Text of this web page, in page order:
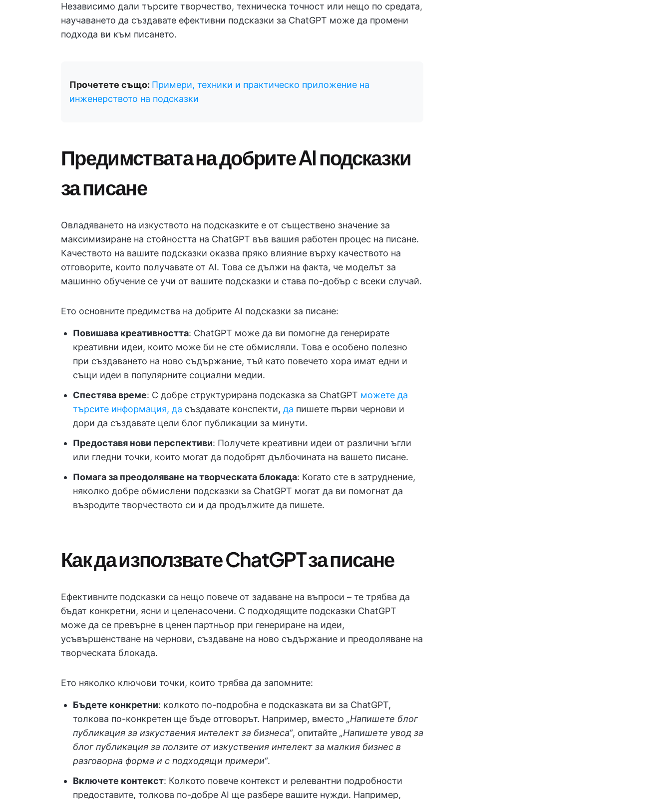
Независимо дали търсите творчество, техническа точност или нещо по средата,
научаването да създавате ефективни подсказки за ChatGPT може да промени
подхода ви към писането.
Прочетете също: Примери, техники и практическо приложение на
инженерството на подсказки
Предимствата на добрите AI подсказки
за писане
Овладяването на изкуството на подсказките е от съществено значение за
максимизиране на стойността на ChatGPT във вашия работен процес на писане.
Качеството на вашите подсказки оказва пряко влияние върху качеството на
отговорите, които получавате от AI. Това се дължи на факта, че моделът за
машинно обучение се учи от вашите подсказки и става по-добър с всеки случай.
Ето основните предимства на добрите AI подсказки за писане:
Повишава креативността: ChatGPT може да ви помогне да генерирате
креативни идеи, които може би не сте обмисляли. Това е особено полезно
при създаването на ново съдържание, тъй като повечето хора имат едни и
същи идеи в популярните социални медии.
Спестява време: С добре структурирана подсказка за ChatGPT можете да
търсите информация, да създавате конспекти, да пишете първи чернови и
дори да създавате цели блог публикации за минути.
Предоставя нови перспективи: Получете креативни идеи от различни ъгли
или гледни точки, които могат да подобрят дълбочината на вашето писане.
Помага за преодоляване на творческата блокада: Когато сте в затруднение,
няколко добре обмислени подсказки за ChatGPT могат да ви помогнат да
възродите творчеството си и да продължите да пишете.
Как да използвате ChatGPT за писане
Ефективните подсказки са нещо повече от задаване на въпроси – те трябва да
бъдат конкретни, ясни и целенасочени. С подходящите подсказки ChatGPT
може да се превърне в ценен партньор при генериране на идеи,
усъвършенстване на чернови, създаване на ново съдържание и преодоляване на
творческата блокада.
Ето няколко ключови точки, които трябва да запомните:
Бъдете конкретни: колкото по-подробна е подсказката ви за ChatGPT,
толкова по-конкретен ще бъде отговорът. Например, вместо „Напишете блог
публикация за изкуствения интелект за бизнеса“, опитайте „Напишете увод за
блог публикация за ползите от изкуствения интелект за малкия бизнес в
разговорна форма и с подходящи примери“.
Включете контекст: Колкото повече контекст и релевантни подробности
предоставите, толкова по-добре AI ще разбере вашите нужди. Например,